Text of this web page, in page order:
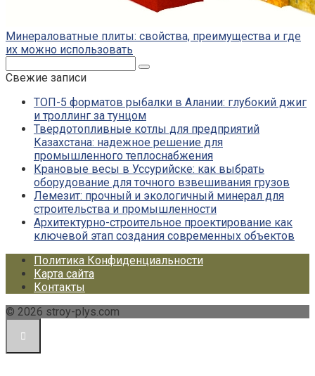
Минераловатные плиты: свойства, преимущества и где
их можно использовать
Свежие записи
ТОП-5 форматов рыбалки в Алании: глубокий джиг
и троллинг за тунцом
Твердотопливные котлы для предприятий
Казахстана: надежное решение для
промышленного теплоснабжения
Крановые весы в Уссурийске: как выбрать
оборудование для точного взвешивания грузов
Лемезит: прочный и экологичный минерал для
строительства и промышленности
Архитектурно-строительное проектирование как
ключевой этап создания современных объектов
Политика Конфиденциальности
Карта сайта
Контакты
© 2026 stroy-plys.com